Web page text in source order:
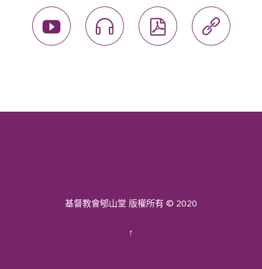
   
基督教會郇山堂 版權所有 © 2020
↑